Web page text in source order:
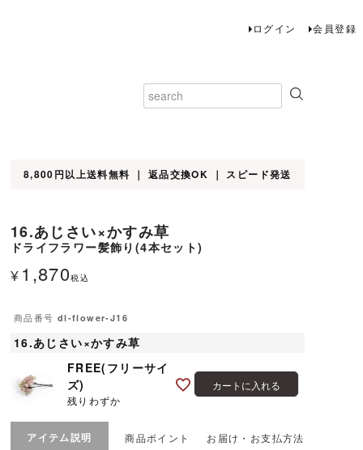
ログイン 会員登録
8,800円以上送料無料 ｜ 返品交換OK ｜ スピード発送
ドライフラワー髪飾り(4本セット)
16.あじさい×かすみ草
¥ 1,870税込
商品番号 dl-flower-J16
16.あじさい×かすみ草
FREE(フリーサイ
ズ)
残りわずか
カートに入れる
アイテム説明 商品ポイント お届け・お支払方法